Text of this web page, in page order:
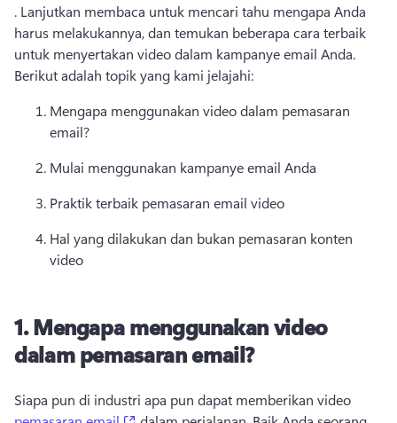
. Lanjutkan membaca untuk mencari tahu mengapa Anda
harus melakukannya, dan temukan beberapa cara terbaik
Berikut adalah topik yang kami jelajahi:
Mengapa menggunakan video dalam pemasaran
email?
Mulai menggunakan kampanye email Anda
Praktik terbaik pemasaran email video
Hal yang dilakukan dan bukan pemasaran konten
video
1.Mengapa menggunakan video
dalam pemasaran email?
Siapa pun di industri apa pun dapat memberikan video